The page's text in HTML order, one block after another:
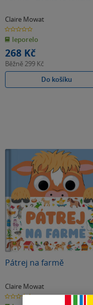
Claire Mowat
0.0
z
5
hvězdiček
leporelo
268 Kč
Běžně299 Kč
Do košíku
Pátrej na farmě
Claire Mowat
0.0
z